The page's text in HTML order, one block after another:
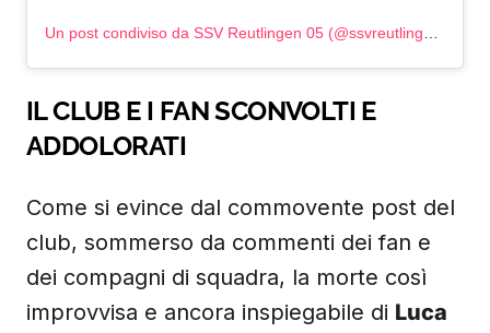
IL CLUB E I FAN SCONVOLTI E
ADDOLORATI
Come si evince dal commovente post del
club, sommerso da commenti dei fan e
dei compagni di squadra, la morte così
improvvisa e ancora inspiegabile di Luca